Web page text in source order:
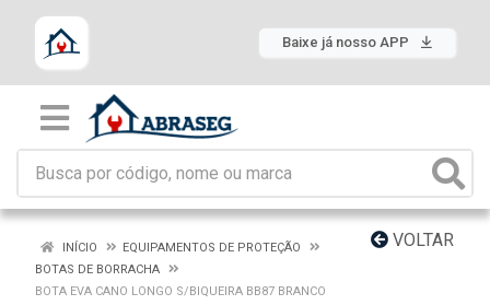
Baixe já nosso APP
VOLTAR
INÍCIO
EQUIPAMENTOS DE PROTEÇÃO
BOTAS DE BORRACHA
BOTA EVA CANO LONGO S/BIQUEIRA BB87 BRANCO